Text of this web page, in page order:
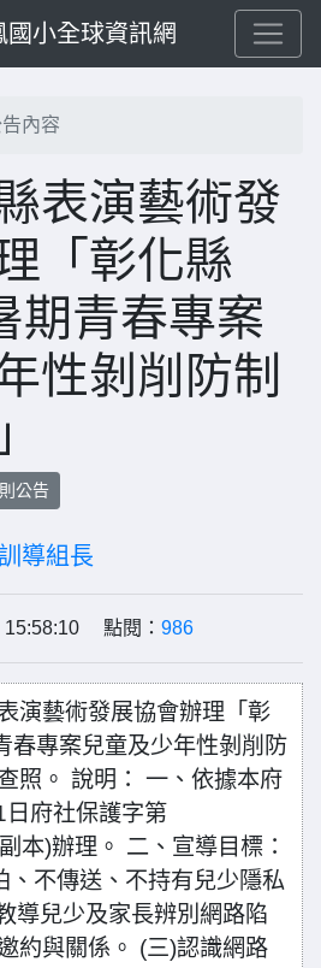
小全球資訊網
內容
表演藝術發
「彰化縣
期青春專案
性剝削防制
公告
導組長
15:58:10 點閱： 986
演藝術發展協會辦理「彰
春專案兒童及少年性剝削防
照。 說明： 一、依據本府
府社保護字第
本)辦理。 二、宣導目標：
、不傳送、不持有兒少隱私
導兒少及家長辨別網路陷
約與關係。 (三)認識網路